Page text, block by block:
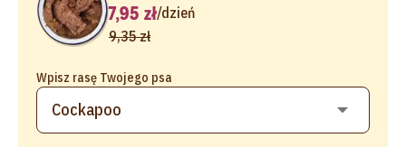
Wpisz rasę Twojego psa
7,95 zł/dzień
9,35 zł